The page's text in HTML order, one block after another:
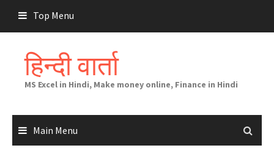
content
Top Menu
हिन्दी वार्ता
MS Excel in Hindi, Make money online, Finance in Hindi
Main Menu